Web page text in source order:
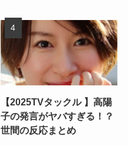
【2025TVタックル 】高陽
子の発言がヤバすぎる！？
世間の反応まとめ